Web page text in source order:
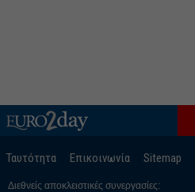
Ταυτότητα Επικοινωνία Sitemap
Διεθνείς αποκλειστικές συνεργασίες: